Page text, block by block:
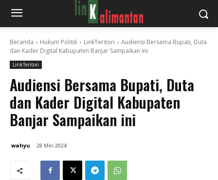
Beranda Hukum Politik LinkTeritori
Audiensi Bersama Bupati, Duta
dan Kader Digital Kabupaten Banjar Sampaikan ini
LinkTeritori
Audiensi Bersama Bupati, Duta
dan Kader Digital Kabupaten
Banjar Sampaikan ini
wahyu 28 Mei 2024